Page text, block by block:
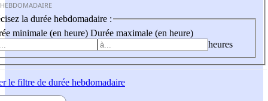
la durée hebdomadaire :
minimale (en heure) Durée maximale (en heure)
heures
le filtre de durée hebdomadaire